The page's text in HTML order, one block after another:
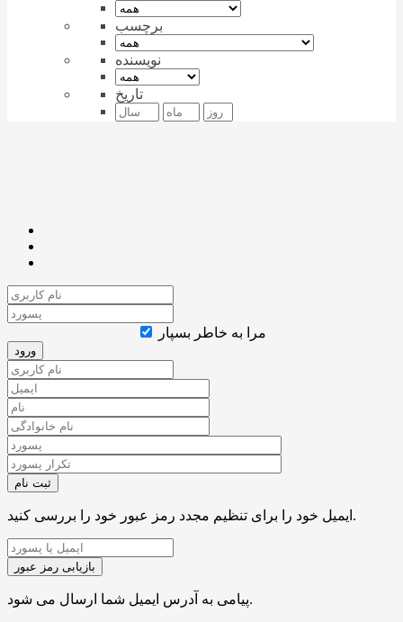
برچسب
نویسنده
تاریخ
مرا به خاطر بسپار
ایمیل خود را برای تنظیم مجدد رمز عبور خود را بررسی کنید.
پیامی به آدرس ایمیل شما ارسال می شود.